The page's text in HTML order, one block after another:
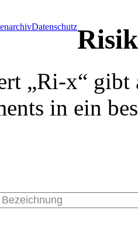
Datenschutz
„Ri-x“ gibt
in ein